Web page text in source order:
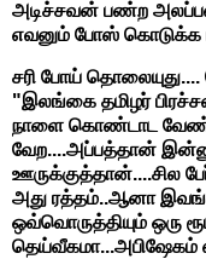
அடிச்சவன் பண்ற
எவனும் போஸ் கொடுக்க
சரி போய் தொலையுது....
"இலங்கை தமிழர்
நாளை கொண்டாட
வேற....அப்பத்தான்
ஊருக்குத்தான்....சில
அது ரத்தம்..ஆனா
ஒவ்வொருத்தியும் ஒரு